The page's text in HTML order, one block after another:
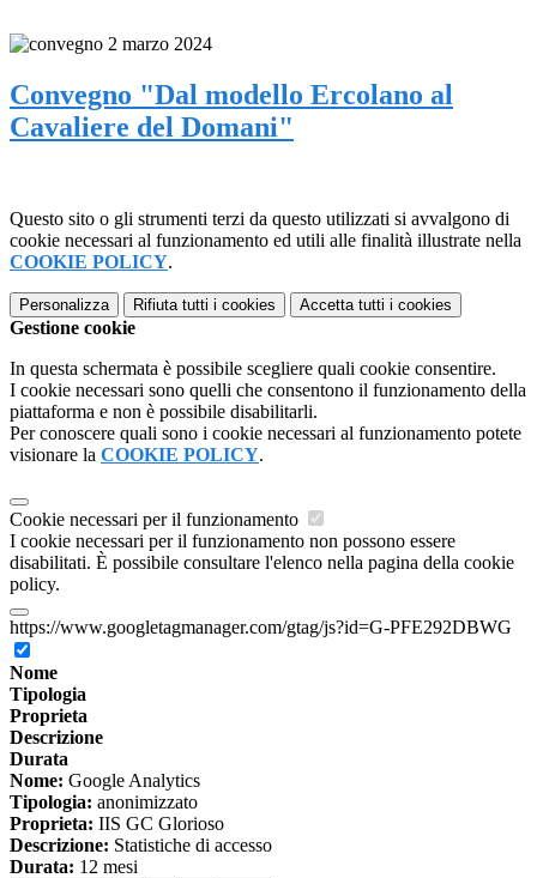
Convegno "Dal modello Ercolano al
Cavaliere del Domani"
Questo sito o gli strumenti terzi da questo utilizzati si avvalgono di
cookie necessari al funzionamento ed utili alle finalità illustrate nella
COOKIE POLICY.
Personalizza Rifiuta tutti i cookies Accetta tutti i cookies
Gestione cookie
In questa schermata è possibile scegliere quali cookie consentire.
I cookie necessari sono quelli che consentono il funzionamento della
piattaforma e non è possibile disabilitarli.
Per conoscere quali sono i cookie necessari al funzionamento potete
visionare la COOKIE POLICY.
Cookie necessari per il funzionamento
I cookie necessari per il funzionamento non possono essere
disabilitati. È possibile consultare l'elenco nella pagina della cookie
policy.
https://www.googletagmanager.com/gtag/js?id=G-PFE292DBWG
Nome
Tipologia
Proprieta
Descrizione
Durata
Nome: Google Analytics
Tipologia: anonimizzato
Proprieta: IIS GC Glorioso
Descrizione: Statistiche di accesso
Durata: 12 mesi